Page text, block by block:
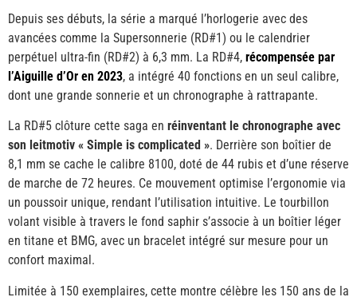
Depuis ses débuts, la série a marqué l’horlogerie avec des
avancées comme la Supersonnerie (RD#1) ou le calendrier
perpétuel ultra-fin (RD#2) à 6,3 mm. La RD#4, récompensée par
l’Aiguille d’Or en 2023, a intégré 40 fonctions en un seul calibre,
dont une grande sonnerie et un chronographe à rattrapante.
La RD#5 clôture cette saga en réinventant le chronographe avec
son leitmotiv « Simple is complicated ». Derrière son boîtier de
8,1 mm se cache le calibre 8100, doté de 44 rubis et d’une réserve
de marche de 72 heures. Ce mouvement optimise l’ergonomie via
un poussoir unique, rendant l’utilisation intuitive. Le tourbillon
volant visible à travers le fond saphir s’associe à un boîtier léger
en titane et BMG, avec un bracelet intégré sur mesure pour un
confort maximal.
Limitée à 150 exemplaires, cette montre célèbre les 150 ans de la